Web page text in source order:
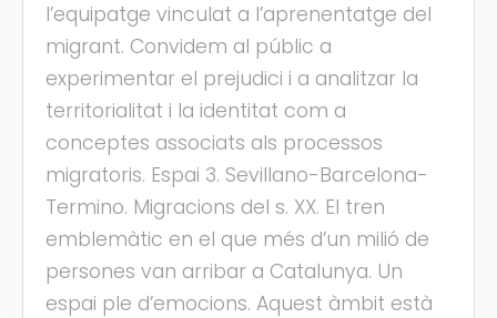
l’equipatge vinculat a l’aprenentatge del
migrant. Convidem al públic a
experimentar el prejudici i a analitzar la
territorialitat i la identitat com a
conceptes associats als processos
migratoris. Espai 3. Sevillano-Barcelona-
Termino. Migracions del s. XX. El tren
emblemàtic en el que més d’un milió de
persones van arribar a Catalunya. Un
espai ple d’emocions. Aquest àmbit està